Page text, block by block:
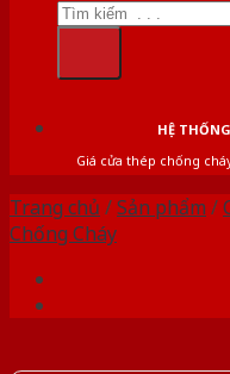
HỆ
Giá cửa thép chống
Trang chủ /Sản phẩm /
Chống Cháy